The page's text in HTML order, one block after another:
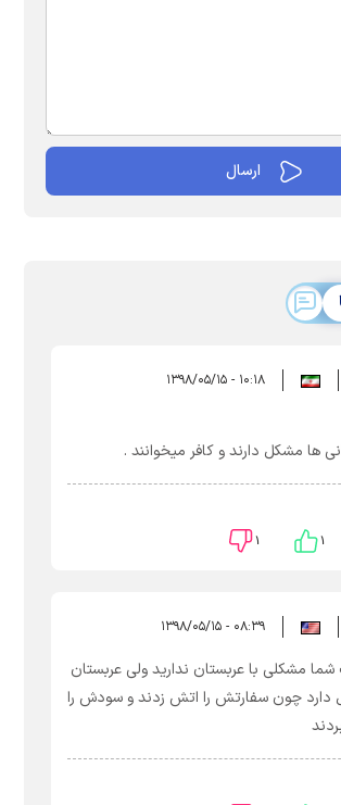
۱۰:۱۸ - ۱۳۹۸/۰۵/۱۵
ها مشکل دارند و کافر میخوانند .
۱ ۱
۰۸:۳۹ - ۱۳۹۸/۰۵/۱۵
مشکلی با عربستان ندارید ولی عربستان
دارد چون سفارتش را اتش زدند و سودش را